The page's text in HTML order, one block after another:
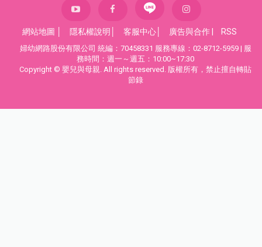
網站地圖 隱私權說明 客服中心 廣告與合作 RSS
婦幼網路股份有限公司 統編：70458331 服務專線：02-8712-5959 | 服
務時間：週一～週五：10:00~17:30
Copyright © 嬰兒與母親. All rights reserved. 版權所有，禁止擅自轉貼
節錄